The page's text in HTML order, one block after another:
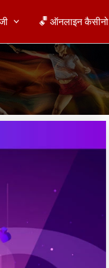
ऑनलाइन कैसीनो